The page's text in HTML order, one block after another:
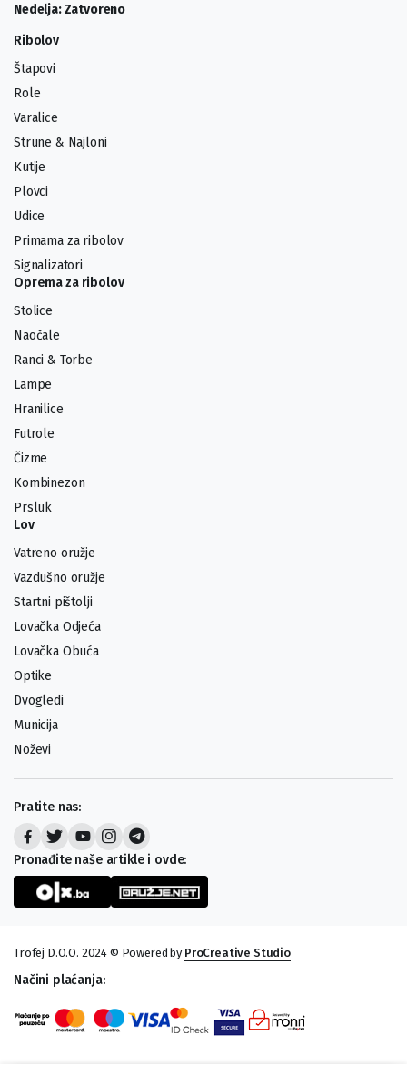
Nedelja: Zatvoreno
Ribolov
Štapovi
Role
Varalice
Strune & Najloni
Kutije
Plovci
Udice
Primama za ribolov
Signalizatori
Oprema za ribolov
Stolice
Naočale
Ranci & Torbe
Lampe
Hranilice
Futrole
Čizme
Kombinezon
Prsluk
Lov
Vatreno oružje
Vazdušno oružje
Startni pištolji
Lovačka Odjeća
Lovačka Obuća
Optike
Dvogledi
Municija
Noževi
Pratite nas:
Pronađite naše artikle i ovde:
Trofej D.O.O. 2024 © Powered by ProCreative Studio
Načini plaćanja: